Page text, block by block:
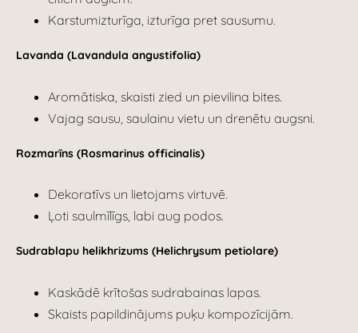
Karstumizturīga, izturīga pret sausumu.
Lavanda (Lavandula angustifolia)
Aromātiska, skaisti zied un pievilina bites.
Vajag sausu, saulainu vietu un drenētu augsni.
Rozmarīns (Rosmarinus officinalis)
Dekoratīvs un lietojams virtuvē.
Ļoti saulmīlīgs, labi aug podos.
Sudrablapu helikhrizums (Helichrysum petiolare)
Kaskādē krītošas sudrabainas lapas.
Skaists papildinājums puķu kompozīcijām.